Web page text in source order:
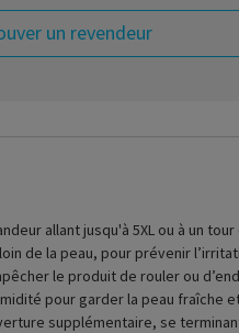
un revendeur
allant jusqu'à 5XL ou à un
de la peau, pour prévenir
le produit de rouler ou
pour garder la peau fraîche
supplémentaire, se